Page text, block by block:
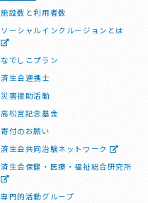
施設数と利用者数
ソーシャルインクルージョンとは
なでしこプラン
済生会連携士
災害援助活動
高松宮記念基金
寄付のお願い
済生会共同治験ネットワーク
済生会保健・医療・福祉総合研究所
専門的活動グループ